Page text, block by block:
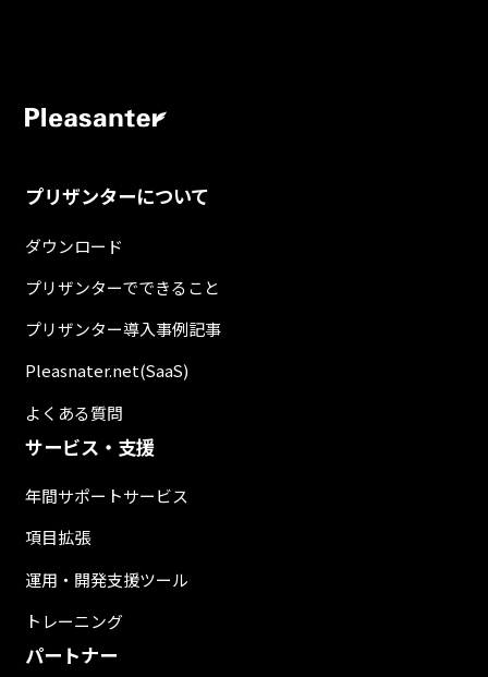
プリザンターについて
ダウンロード
プリザンターでできること
プリザンター導入事例記事
Pleasnater.net(SaaS)
よくある質問
サービス・支援
年間サポートサービス
項目拡張
運用・開発支援ツール
トレーニング
パートナー